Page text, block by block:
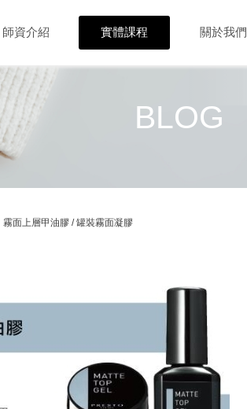
師資介紹 實體課程 關於我們
BLOG
霧面上層甲油膠 / 罐裝霧面凝膠